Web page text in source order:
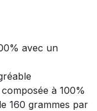
avec un
à 100%
160 grammes par